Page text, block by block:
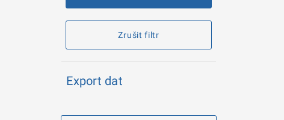
Zrušit filtr
Export dat